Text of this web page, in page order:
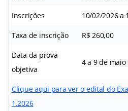
Inscrições 10/02/2026 a
Taxa de inscrição R$ 260,00
Data da prova
objetiva
4 a 9 de maio
Clique aqui para ver o edital do
1.2026